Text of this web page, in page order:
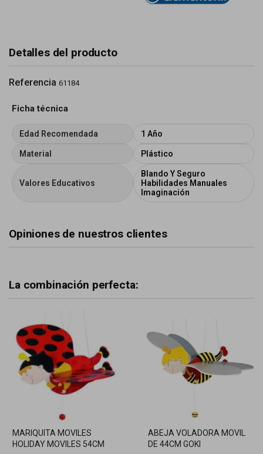
Detalles del producto
Referencia 61184
Ficha técnica
Edad Recomendada 1 Año
Material Plástico
Valores Educativos
Blando Y Seguro
Habilidades Manuales
Imaginación
Opiniones de nuestros clientes
La combinación perfecta:
MARIQUITA MOVILES
HOLIDAY MOVILES 54CM
ABEJA VOLADORA MOVIL
DE 44CM GOKI